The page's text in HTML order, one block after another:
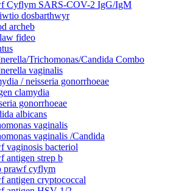
Cyflym SARS-COV-2 IgG/IgM
dosbarthwyr
archeb
fideo
Trichomonas/Candida Combo
vaginalis
/ neisseria gonorrhoeae
clamydia
gonorrhoeae
albicans
vaginalis
vaginalis /Candida
vaginosis bacteriol
antigen strep b
prawf cyflym
antigen cryptococcal